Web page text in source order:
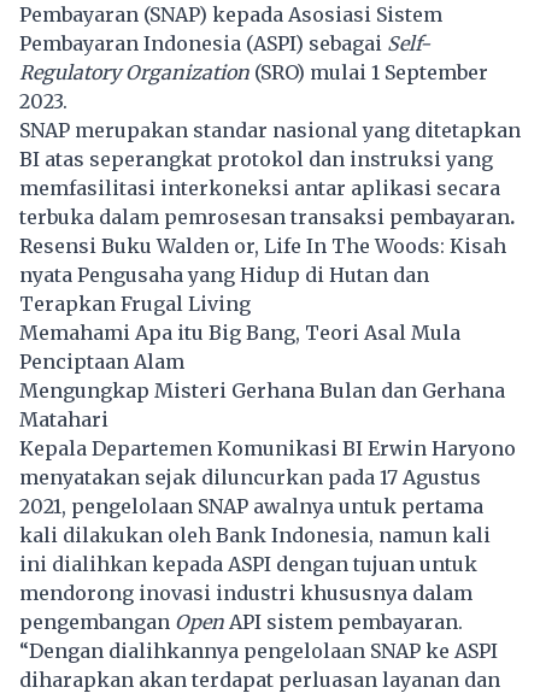
Pembayaran (SNAP) kepada Asosiasi Sistem
Pembayaran Indonesia (ASPI) sebagai Self-
Regulatory Organization (SRO) mulai 1 September
2023.
SNAP merupakan standar nasional yang ditetapkan
BI atas seperangkat protokol dan instruksi yang
memfasilitasi interkoneksi antar aplikasi secara
terbuka dalam pemrosesan transaksi pembayaran.
Resensi Buku Walden or, Life In The Woods: Kisah
nyata Pengusaha yang Hidup di Hutan dan
Terapkan Frugal Living
Memahami Apa itu Big Bang, Teori Asal Mula
Penciptaan Alam
Mengungkap Misteri Gerhana Bulan dan Gerhana
Matahari
Kepala Departemen Komunikasi BI Erwin Haryono
menyatakan sejak diluncurkan pada 17 Agustus
2021, pengelolaan SNAP awalnya untuk pertama
kali dilakukan oleh Bank Indonesia, namun kali
ini dialihkan kepada ASPI dengan tujuan untuk
mendorong inovasi industri khususnya dalam
pengembangan Open API sistem pembayaran.
“Dengan dialihkannya pengelolaan SNAP ke ASPI
diharapkan akan terdapat perluasan layanan dan